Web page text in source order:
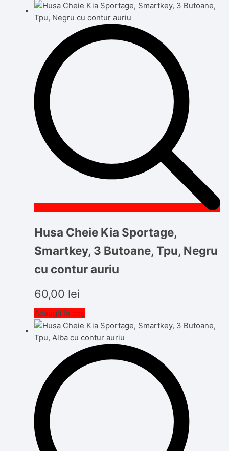
Husa Cheie Kia Sportage,
Smartkey, 3 Butoane, Tpu, Negru
cu contur auriu
60,00 lei
Adaugă în coș